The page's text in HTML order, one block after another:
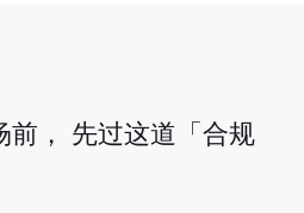
前， 先过这道「合规